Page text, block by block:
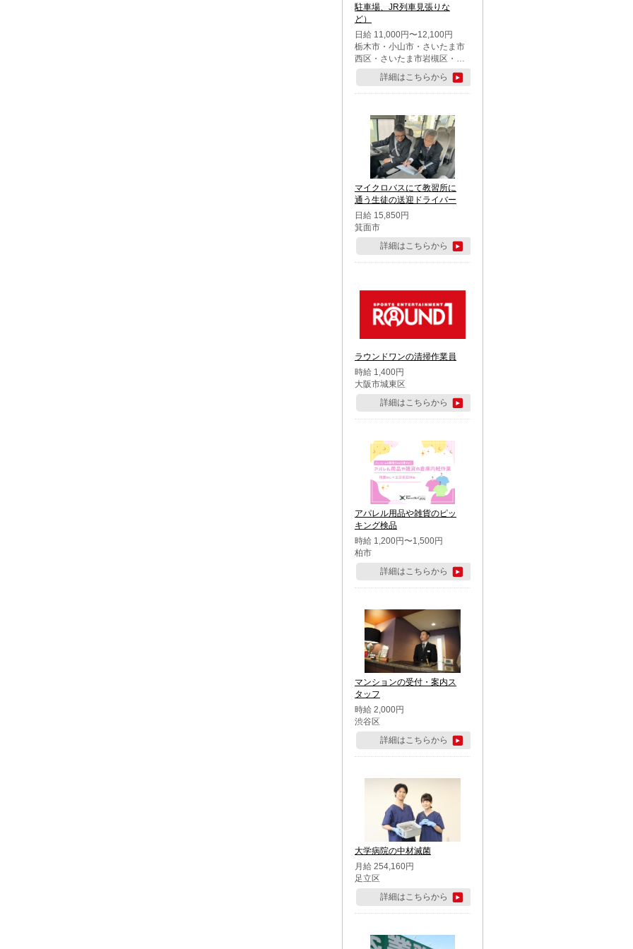
駐車場、JR列車見張りな
ど）
日給 11,000円〜12,100円
栃木市・小山市・さいたま市
西区・さいたま市岩槻区・久
喜市・蓮田市
詳細はこちらから
マイクロバスにて教習所に
通う生徒の送迎ドライバー
日給 15,850円
箕面市
詳細はこちらから
ラウンドワンの清掃作業員
時給 1,400円
大阪市城東区
詳細はこちらから
アパレル用品や雑貨のピッ
キング検品
時給 1,200円〜1,500円
柏市
詳細はこちらから
マンションの受付・案内ス
タッフ
時給 2,000円
渋谷区
詳細はこちらから
大学病院の中材滅菌
月給 254,160円
足立区
詳細はこちらから